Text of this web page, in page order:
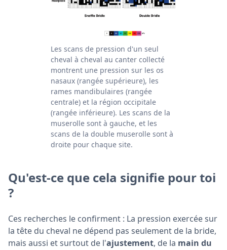
Les scans de pression d'un seul
cheval à cheval au canter collecté
montrent une pression sur les os
nasaux (rangée supérieure), les
rames mandibulaires (rangée
centrale) et la région occipitale
(rangée inférieure). Les scans de la
muserolle sont à gauche, et les
scans de la double muserolle sont à
droite pour chaque site.
Qu'est-ce que cela signifie pour toi
?
Ces recherches le confirment : La pression exercée sur
la tête du cheval ne dépend pas seulement de la bride,
mais aussi et surtout de l'ajustement, de la main du